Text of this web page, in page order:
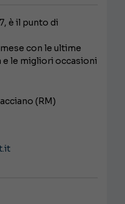
è il punto di
mese con le ultime
e le migliori occasioni
(RM)